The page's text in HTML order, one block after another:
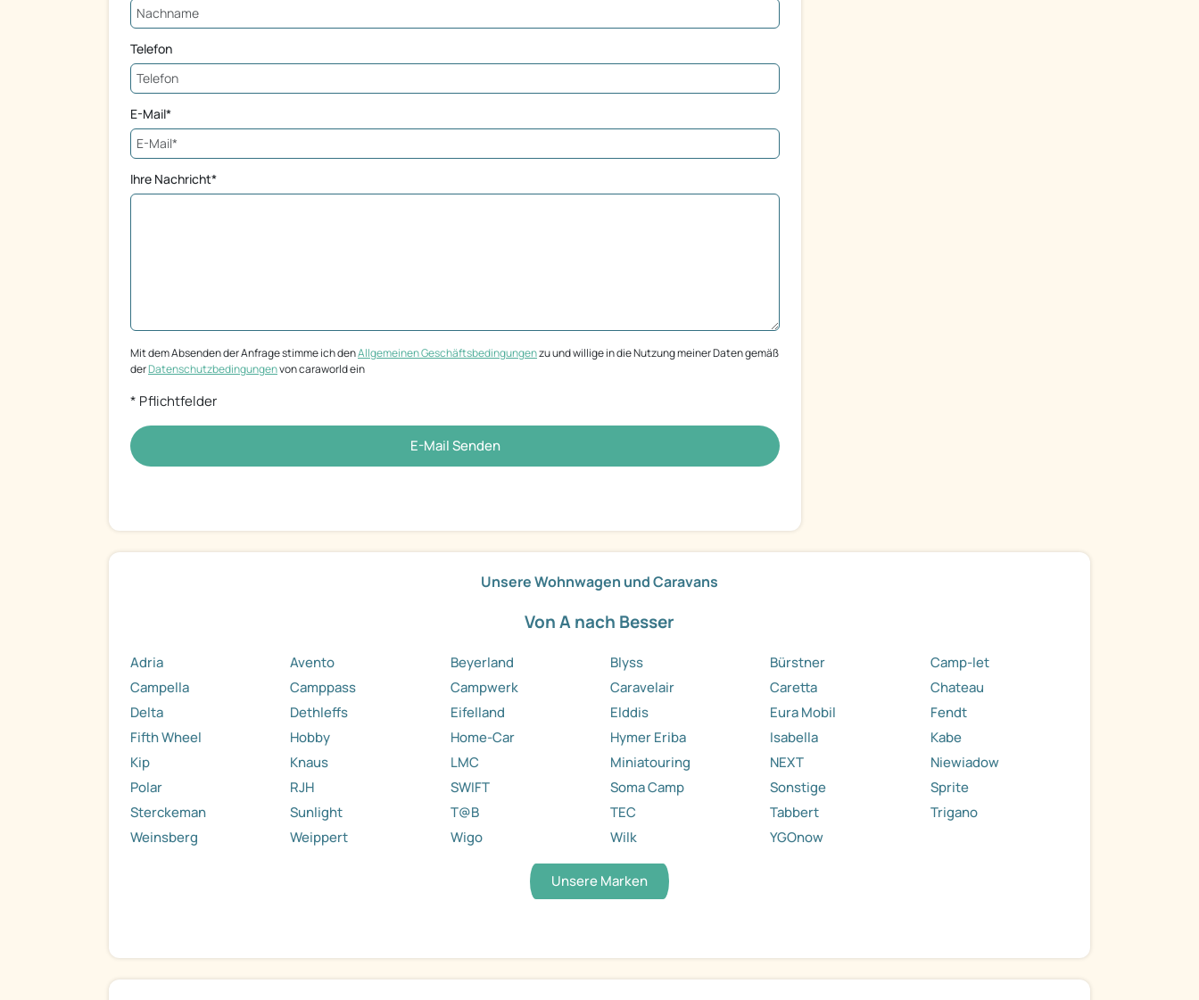
Telefon
E-Mail*
Ihre Nachricht*
Mit dem Absenden der Anfrage stimme ich denAllgemeinen Geschäftsbedingungenzu und willige in die Nutzung meiner Daten gemäß
derDatenschutzbedingungenvon caraworld ein
* Pflichtfelder
E-Mail Senden
Unsere Wohnwagen und Caravans
Von A nach Besser
Adria Avento Beyerland Blyss Bürstner
Camp-let
Campella
Camppass Campwerk Caravelair Caretta
Chateau
Delta
Dethleffs Eifelland Elddis Eura Mobil
Fendt
Fifth Wheel
Hobby Home-Car Hymer Eriba Isabella
Kabe
Kip
Knaus LMC Miniatouring NEXT
Niewiadow
Polar
RJH SWIFT Soma Camp Sonstige
Sprite
Sterckeman
Sunlight T@B TEC Tabbert
Trigano
Weinsberg
Weippert Wigo Wilk YGOnow
Unsere Marken